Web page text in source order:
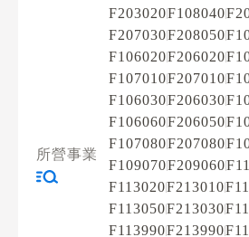
所營事業
F203020F108040
F207030F208050
F106020F206020
F107010F207010
F106030F206030
F106060F206050
F107080F207080
F109070F209060
F113020F213010
F113050F213030
F113990F213990